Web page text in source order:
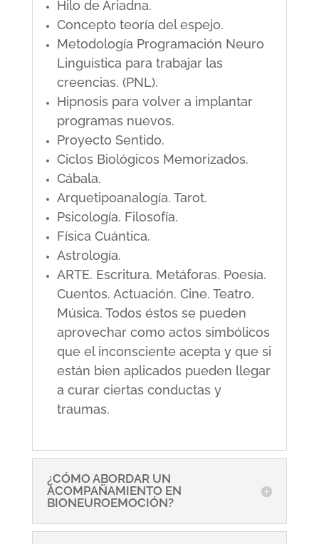
Hilo de Ariadna.
Concepto teoría del espejo.
Metodología Programación Neuro
Linguistica para trabajar las
creencias. (PNL).
Hipnosis para volver a implantar
programas nuevos.
Proyecto Sentido.
Ciclos Biológicos Memorizados.
Cábala.
Arquetipoanalogía. Tarot.
Psicología. Filosofía.
Física Cuántica.
Astrología.
ARTE. Escritura. Metáforas. Poesía.
Cuentos. Actuación. Cine. Teatro.
Música. Todos éstos se pueden
aprovechar como actos simbólicos
que el inconsciente acepta y que si
están bien aplicados pueden llegar
a curar ciertas conductas y
traumas.
¿CÓMO ABORDAR UN
ACOMPAÑAMIENTO EN
BIONEUROEMOCIÓN?